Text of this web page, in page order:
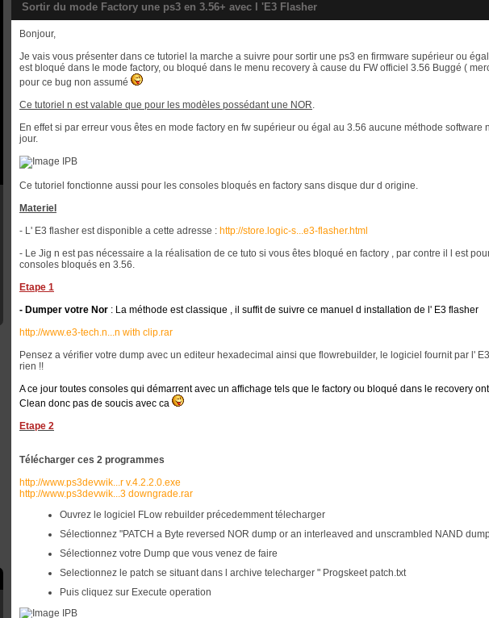
Sortir du mode Factory une ps3 en 3.56+ avec l 'E3 Flasher
Bonjour,
Je vais vous présenter dans ce tutoriel la marche a suivre pour sortir une ps3 en firmware supérieur ou
est bloqué dans le mode factory, ou bloqué dans le menu recovery à cause du FW officiel 3.56 Buggé (
pour ce bug non assumé
Ce tutoriel n est valable que pour les modèles possédant une NOR.
En effet si par erreur vous êtes en mode factory en fw supérieur ou égal au 3.56 aucune méthode software
jour.
Ce tutoriel fonctionne aussi pour les consoles bloqués en factory sans disque dur d origine.
Materiel
- L' E3 flasher est disponible a cette adresse : http://store.logic-s...e3-flasher.html
- Le Jig n est pas nécessaire a la réalisation de ce tuto si vous êtes bloqué en factory , par contre il l est
consoles bloqués en 3.56.
Etape 1
- Dumper votre Nor : La méthode est classique , il suffit de suivre ce manuel d installation de l' E3 flasher
http://www.e3-tech.n...n with clip.rar
Pensez a vérifier votre dump avec un editeur hexadecimal ainsi que flowrebuilder, le logiciel fournit par l'
rien !!
A ce jour toutes consoles qui démarrent avec un affichage tels que le factory ou bloqué dans le recovery
Clean donc pas de soucis avec ca
Etape 2
Télécharger ces 2 programmes
http://www.ps3devwik...r v.4.2.2.0.exe
http://www.ps3devwik...3 downgrade.rar
Ouvrez le logiciel FLow rebuilder précedemment télecharger
Sélectionnez "PATCH a Byte reversed NOR dump or an interleaved and unscrambled NAND
Sélectionnez votre Dump que vous venez de faire
Selectionnez le patch se situant dans l archive telecharger " Progskeet patch.txt
Puis cliquez sur Execute operation